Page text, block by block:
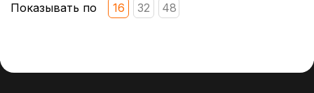
Показывать по 16 32 48